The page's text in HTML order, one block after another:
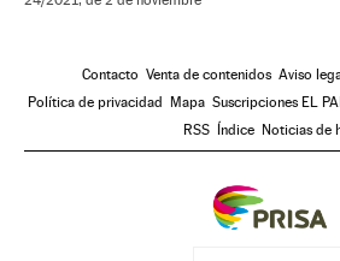
Contacto Venta de contenidos Aviso
Política de privacidad Mapa Suscripciones EL
RSS Índice Noticias de